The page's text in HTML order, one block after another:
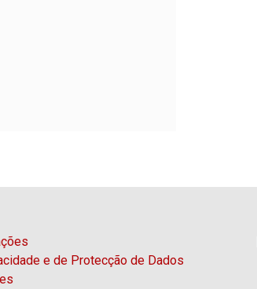
e de Protecção de Dados